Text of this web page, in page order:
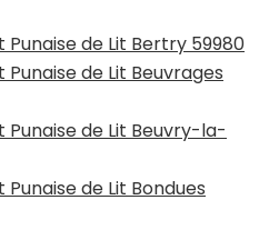
de Lit Bertry 59980
de Lit Beuvrages
de Lit Beuvry-la-
de Lit Bondues